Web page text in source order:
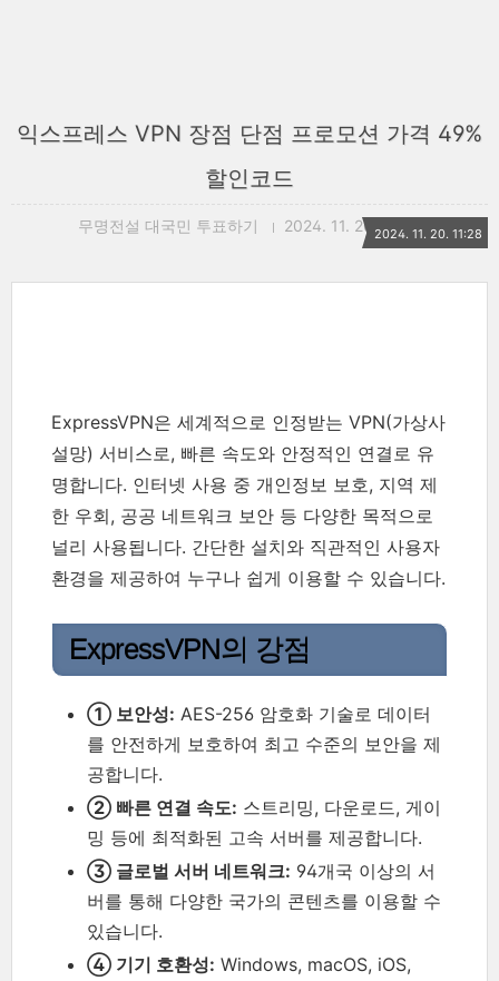
익스프레스 VPN 장점 단점 프로모션 가격 49%
할인코드
무명전설 대국민 투표하기 2024. 11. 20. 11:282024. 11. 20. 11:28
ExpressVPN은 세계적으로 인정받는 VPN(가상사
설망) 서비스로, 빠른 속도와 안정적인 연결로 유
명합니다. 인터넷 사용 중 개인정보 보호, 지역 제
한 우회, 공공 네트워크 보안 등 다양한 목적으로
널리 사용됩니다. 간단한 설치와 직관적인 사용자
환경을 제공하여 누구나 쉽게 이용할 수 있습니다.
ExpressVPN의 강점
① 보안성: AES-256 암호화 기술로 데이터
를 안전하게 보호하여 최고 수준의 보안을 제
공합니다.
② 빠른 연결 속도: 스트리밍, 다운로드, 게이
밍 등에 최적화된 고속 서버를 제공합니다.
③ 글로벌 서버 네트워크: 94개국 이상의 서
버를 통해 다양한 국가의 콘텐츠를 이용할 수
있습니다.
④ 기기 호환성: Windows, macOS, iOS,